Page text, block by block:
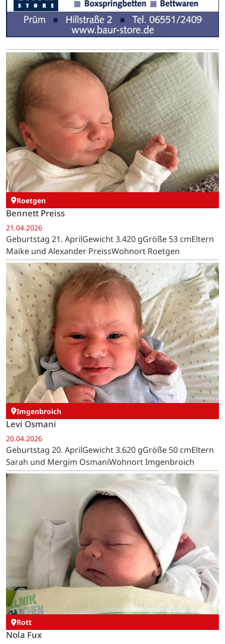
Roetgen
Bennett Preiss
21.04.2026
Geburtstag 21. AprilGewicht 3.420 gGröße 53 cmEltern
Maike und Alexander PreissWohnort Roetgen
Imgenbroich
Levi Osmani
20.04.2026
Geburtstag 20. AprilGewicht 3.620 gGröße 50 cmEltern
Sarah und Mergim OsmaniWohnort Imgenbroich
Rott
Nola Fux